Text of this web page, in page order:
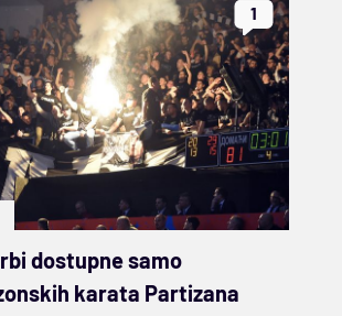
1
dostupne samo
karata Partizana